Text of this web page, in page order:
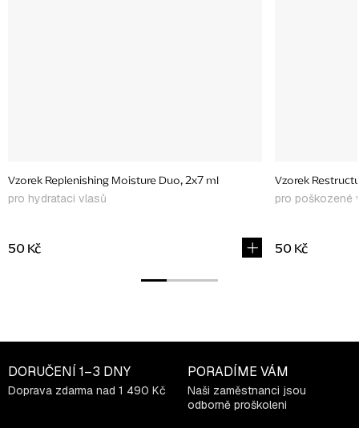
Vzorek Replenishing Moisture Duo, 2x7 ml
pro hydrataci vlasů
50 Kč
Vzorek
pro poškozené
50 Kč
DORUČENÍ 1–3 DNY
Doprava zdarma nad 1 490 Kč
PORADÍME VÁM
Naši zaměstnanci jsou
odborně proškoleni